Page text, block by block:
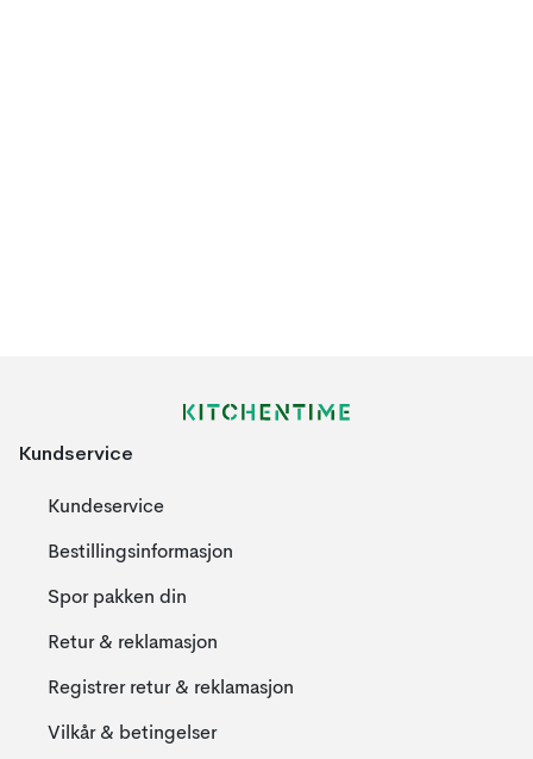
Kundservice
Kundeservice
Bestillingsinformasjon
Spor pakken din
Retur & reklamasjon
Registrer retur & reklamasjon
Vilkår & betingelser